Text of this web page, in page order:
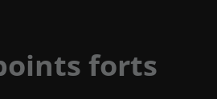
forts